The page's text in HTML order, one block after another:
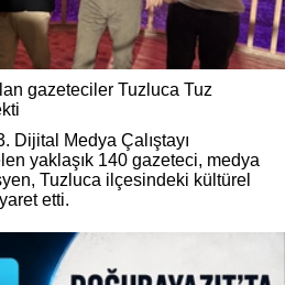
gazeteciler Tuzluca Tuz
Dijital Medya Çalıştayı
yaklaşık 140 gazeteci, medya
Tuzluca ilçesindeki kültürel
etti.